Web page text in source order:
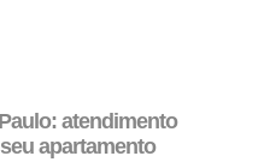
atendimento
apartamento